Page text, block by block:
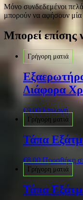
Μόνο συνδεδεμένοι
μπορούν να αφήσουν μία
Μπορεί επίσης
Γρήγορη ματιά
Διάφορα
€9.00 Επιλογή
Γρήγορη ματιά
Τάπα
€8.00 Προσθήκη
Γρήγορη ματιά
Τάπα